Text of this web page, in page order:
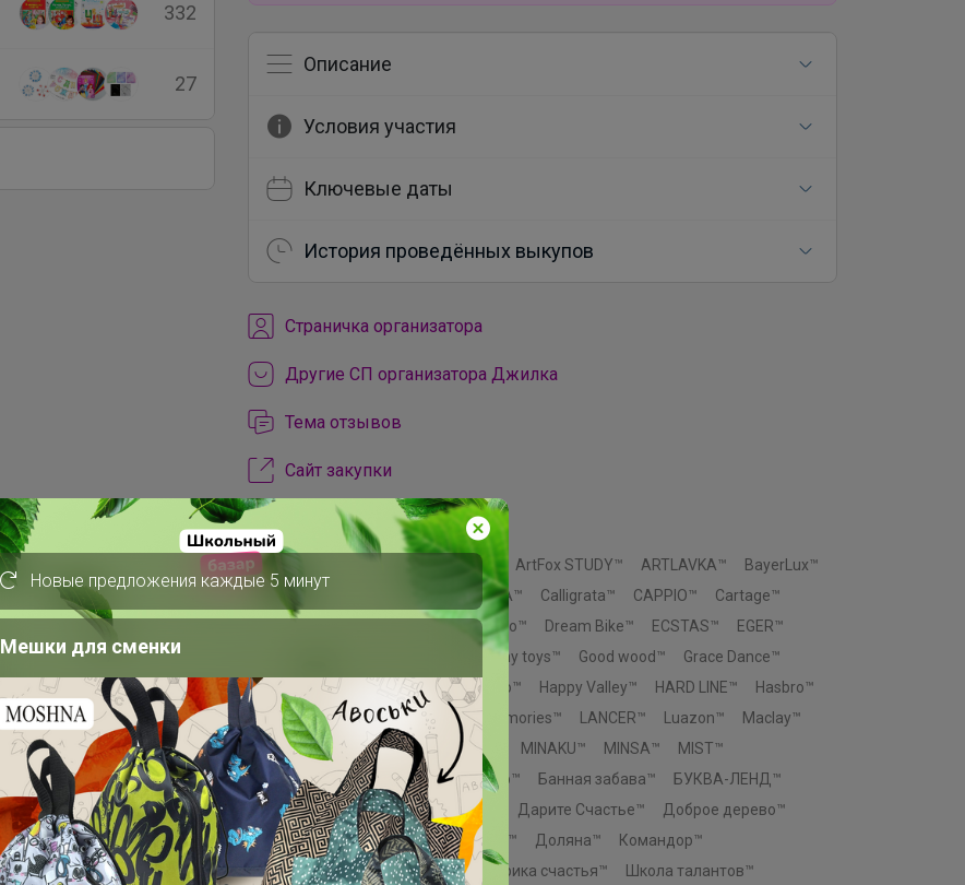
332
27
Описание
Условия участия
Ключевые даты
История проведённых выкупов
Cтраничка организатора
Другие СП организатора Джилка
Тема отзывов
Сайт закупки
Торговые марки
Art beauty™ ArtFox™ ArtFox STUDY™ ARTLAVKA™
BayerLux™
Be Beauty™
BOSHIKA™ Calligrata™ CAPPIO™
Cartage™
Dolce Ceramo™ Dream Bike™ ECSTAS™
EGER™
Funny toys™ Good wood™
Grace Dance™
GRAFFITI™
Grand Caratt™ Greengo™ Happy Valley™ HARD LINE™
Hasbro™
IQ-ZABIAKA™
KAFTAN™ Keep memories™ LANCER™ Luazon™
Maclay™
Magistro™
MARVEL™ Me to You™ MINAKU™ MINSA™
MIST™
NAZAMOK™
Автоград™ Арт Узор™ Банная забава™
БУКВА-ЛЕНД™
Выбражулька™
Дарим Красиво™ Дарите Счастье™
Доброе дерево™
Доброе здоровье™
Добропаровъ™ Доляна™
Командор™
Маша и медведь™
Пижон™ Фабрика счастья™
Школа талантов™
Новые предложения каждые 5 минут
Мешки для сменки